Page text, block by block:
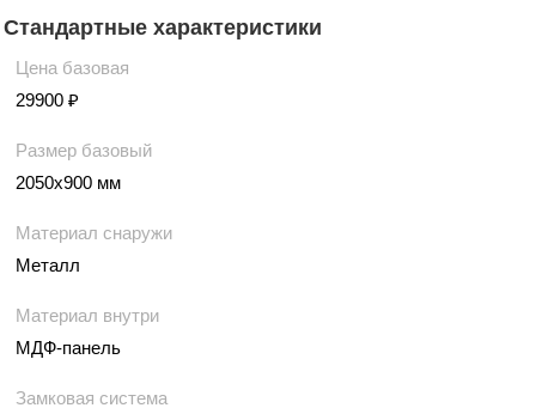
Стандартные характеристики
Цена базовая
29900 ₽
Размер базовый
2050х900 мм
Материал снаружи
Металл
Материал внутри
МДФ-панель
Замковая система